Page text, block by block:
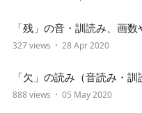
「残」の音・訓読み、画
327 views 28 Apr 2020
「欠」の読み（音読み・
888 views 05 May 2020